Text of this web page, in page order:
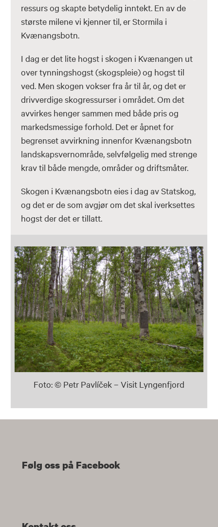
ressurs og skapte betydelig inntekt. En av de
største milene vi kjenner til, er Stormila i
Kvænangsbotn.
I dag er det lite hogst i skogen i Kvænangen ut
over tynningshogst (skogspleie) og hogst til
ved. Men skogen vokser fra år til år, og det er
drivverdige skogressurser i området. Om det
avvirkes henger sammen med både pris og
markedsmessige forhold. Det er åpnet for
begrenset avvirkning innenfor Kvænangsbotn
landskapsvernområde, selvfølgelig med strenge
krav til både mengde, områder og driftsmåter.
Skogen i Kvænangsbotn eies i dag av Statskog,
og det er de som avgjør om det skal iverksettes
hogst der det er tillatt.
Foto: © Petr Pavlíček – Visit Lyngenfjord
Følg oss på Facebook